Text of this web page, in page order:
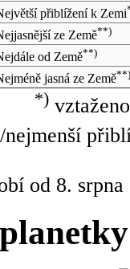
přiblížení k Zemi
ze Země**)
od Země**)
jasná ze Země**)
*)
od 8.